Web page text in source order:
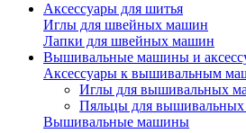
Аксессуары для шитья
Иглы для швейных машин
Лапки для швейных машин
Вышивальные машины и
Аксессуары к вышивальным
Иглы для вышивальных
Пяльцы для
Вышивальные машины